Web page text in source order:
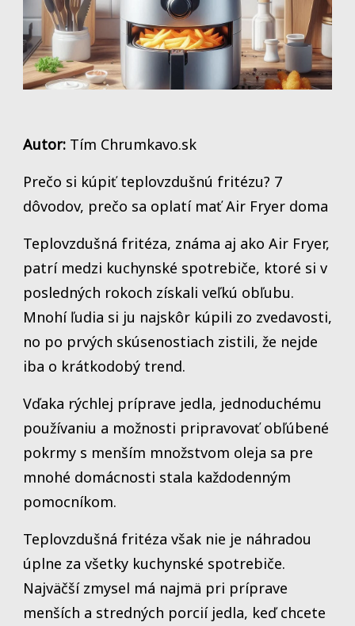
Autor: Tím Chrumkavo.sk
Prečo si kúpiť teplovzdušnú fritézu? 7
dôvodov, prečo sa oplatí mať Air Fryer doma
Teplovzdušná fritéza, známa aj ako Air Fryer,
patrí medzi kuchynské spotrebiče, ktoré si v
posledných rokoch získali veľkú obľubu.
Mnohí ľudia si ju najskôr kúpili zo zvedavosti,
no po prvých skúsenostiach zistili, že nejde
iba o krátkodobý trend.
Vďaka rýchlej príprave jedla, jednoduchému
používaniu a možnosti pripravovať obľúbené
pokrmy s menším množstvom oleja sa pre
mnohé domácnosti stala každodenným
pomocníkom.
Teplovzdušná fritéza však nie je náhradou
úplne za všetky kuchynské spotrebiče.
Najväčší zmysel má najmä pri príprave
menších a stredných porcií jedla, keď chcete